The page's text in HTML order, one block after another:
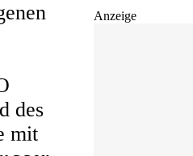
Anzeige
des
mit